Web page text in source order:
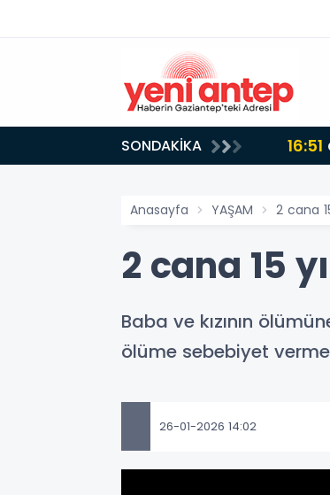
SONDAKİKA 16:51
Anasayfa YAŞAM 2 cana
2 cana 15
Baba ve kızının
ölüme sebebiyet
26-01-2026 14:02